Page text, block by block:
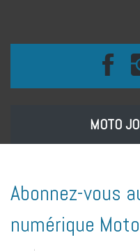
MOTO
Abonnez-vous
numérique